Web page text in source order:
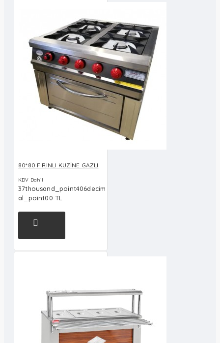
80*80 FIRINLI KUZİNE GAZLI
KDV Dahil
37thousand_point406decim
al_point00 TL